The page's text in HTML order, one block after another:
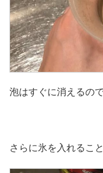
泡はすぐに消えるの
さらに氷を入れるこ